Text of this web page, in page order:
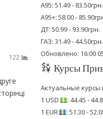
122
А95: 51.49 - 83.50грн.
А95+: 58.00 -
ДТ: 50.99 - 93.90грн.
ГАЗ: 31.49 - 44.50грн.
Обновлено: 16:00
Курсы
Актуальные
1 USD
: 44.45 -
1 EUR
: 51.30 -